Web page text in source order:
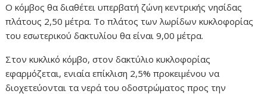
Ο κόμβος θα διαθέτει υπερβατή ζώνη κεντρικής νησίδας
πλάτους 2,50 μέτρα. Το πλάτος των λωρίδων κυκλοφορίας
του εσωτερικού δακτυλίου θα είναι 9,00 μέτρα.
Στον κυκλικό κόμβο, στον δακτύλιο κυκλοφορίας
εφαρμόζεται, ενιαία επίκλιση 2,5% προκειμένου να
διοχετεύονται τα νερά του οδοστρώματος προς την